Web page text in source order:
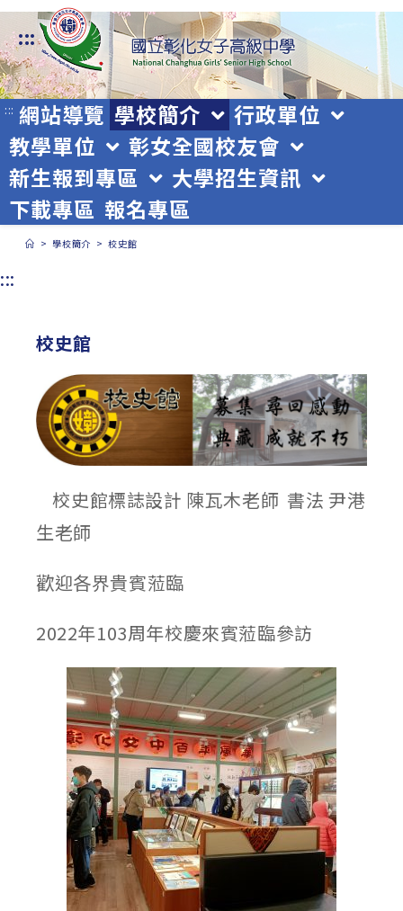
跳
轉
至
主
要
內
容
:::
::: 網站導覽 學校簡介
行政單位
教學單位
彰女全國校友會
新生報到專區
大學招生資訊
下載專區 報名專區
> 學校簡介 > 校史館
:::
校史館
校史館標誌設計 陳瓦木老師 書法 尹港
生老師
歡迎各界貴賓蒞臨
2022年103周年校慶來賓蒞臨參訪